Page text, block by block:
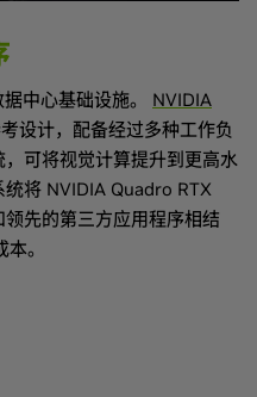
中心基础设施。 NVIDIA
设计，配备经过多种工作负
可将视觉计算提升到更高水
将 NVIDIA Quadro RTX
先的第三方应用程序相结
。